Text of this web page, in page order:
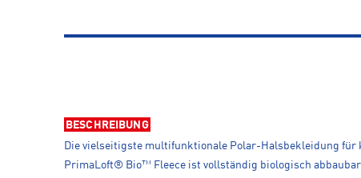
BESCHREIBUNG
Die vielseitigste multifunktionale Polar-Halsbekleidung für
PrimaLoft® Bio™ Fleece ist vollständig biologisch